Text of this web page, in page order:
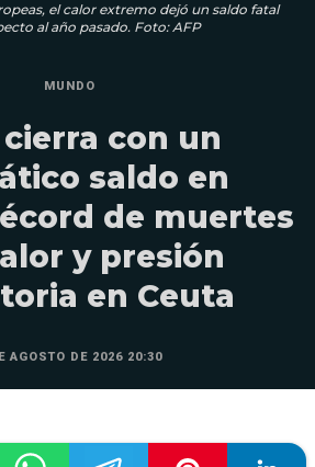
el calor extremo dejó un saldo fatal
al año pasado. Foto: AFP
MUNDO
con un
saldo en
de muertes
y presión
en Ceuta
AGOSTO DE 2026 20:30